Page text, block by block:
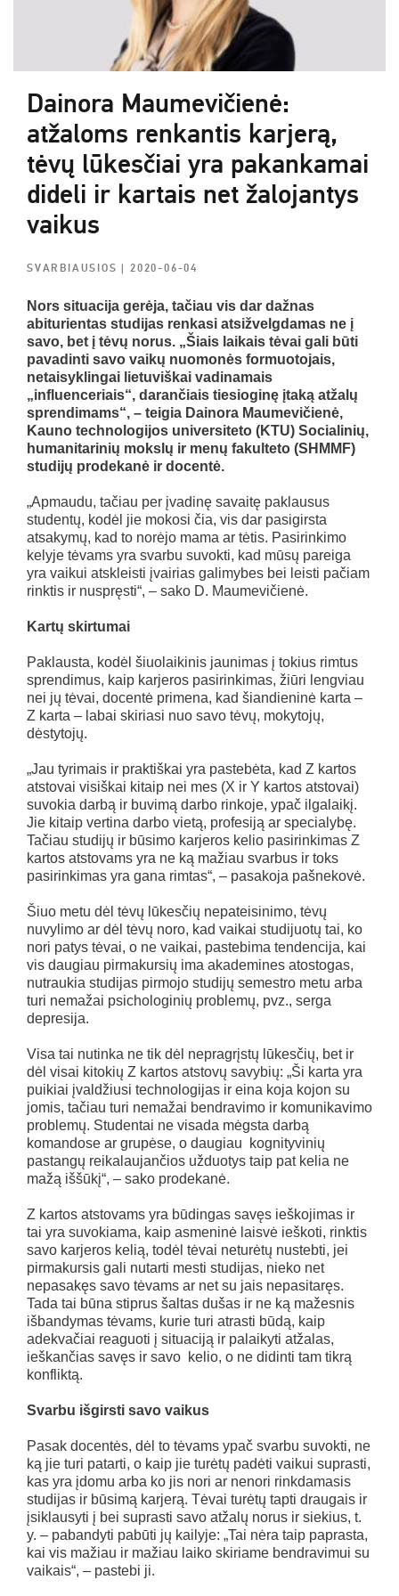
Dainora Maumevičienė:
atžaloms renkantis karjerą,
tėvų lūkesčiai yra pakankamai
dideli ir kartais net žalojantys
vaikus
SVARBIAUSIOS | 2020-06-04
Nors situacija gerėja, tačiau vis dar dažnas
abiturientas studijas renkasi atsižvelgdamas ne į
savo, bet į tėvų norus. „Šiais laikais tėvai gali būti
pavadinti savo vaikų nuomonės formuotojais,
netaisyklingai lietuviškai vadinamais
„influenceriais“, darančiais tiesioginę įtaką atžalų
sprendimams“, – teigia Dainora Maumevičienė,
Kauno technologijos universiteto (KTU) Socialinių,
humanitarinių mokslų ir menų fakulteto (SHMMF)
studijų prodekanė ir docentė.
„Apmaudu, tačiau per įvadinę savaitę paklausus
studentų, kodėl jie mokosi čia, vis dar pasigirsta
atsakymų, kad to norėjo mama ar tėtis. Pasirinkimo
kelyje tėvams yra svarbu suvokti, kad mūsų pareiga
yra vaikui atskleisti įvairias galimybes bei leisti pačiam
rinktis ir nuspręsti“, – sako D. Maumevičienė.
Kartų skirtumai
Paklausta, kodėl šiuolaikinis jaunimas į tokius rimtus
sprendimus, kaip karjeros pasirinkimas, žiūri lengviau
nei jų tėvai, docentė primena, kad šiandieninė karta –
Z karta – labai skiriasi nuo savo tėvų, mokytojų,
dėstytojų.
„Jau tyrimais ir praktiškai yra pastebėta, kad Z kartos
atstovai visiškai kitaip nei mes (X ir Y kartos atstovai)
suvokia darbą ir buvimą darbo rinkoje, ypač ilgalaikį.
Jie kitaip vertina darbo vietą, profesiją ar specialybę.
Tačiau studijų ir būsimo karjeros kelio pasirinkimas Z
kartos atstovams yra ne ką mažiau svarbus ir toks
pasirinkimas yra gana rimtas“, – pasakoja pašnekovė.
Šiuo metu dėl tėvų lūkesčių nepateisinimo, tėvų
nuvylimo ar dėl tėvų noro, kad vaikai studijuotų tai, ko
nori patys tėvai, o ne vaikai, pastebima tendencija, kai
vis daugiau pirmakursių ima akademines atostogas,
nutraukia studijas pirmojo studijų semestro metu arba
turi nemažai psichologinių problemų, pvz., serga
depresija.
Visa tai nutinka ne tik dėl nepragrįstų lūkesčių, bet ir
dėl visai kitokių Z kartos atstovų savybių: „Ši karta yra
puikiai įvaldžiusi technologijas ir eina koja kojon su
jomis, tačiau turi nemažai bendravimo ir komunikavimo
problemų. Studentai ne visada mėgsta darbą
komandose ar grupėse, o daugiau kognityvinių
pastangų reikalaujančios užduotys taip pat kelia ne
mažą iššūkį“, – sako prodekanė.
Z kartos atstovams yra būdingas savęs ieškojimas ir
tai yra suvokiama, kaip asmeninė laisvė ieškoti, rinktis
savo karjeros kelią, todėl tėvai neturėtų nustebti, jei
pirmakursis gali nutarti mesti studijas, nieko net
nepasakęs savo tėvams ar net su jais nepasitaręs.
Tada tai būna stiprus šaltas dušas ir ne ką mažesnis
išbandymas tėvams, kurie turi atrasti būdą, kaip
adekvačiai reaguoti į situaciją ir palaikyti atžalas,
ieškančias savęs ir savo kelio, o ne didinti tam tikrą
konfliktą.
Svarbu išgirsti savo vaikus
Pasak docentės, dėl to tėvams ypač svarbu suvokti, ne
ką jie turi patarti, o kaip jie turėtų padėti vaikui suprasti,
kas yra įdomu arba ko jis nori ar nenori rinkdamasis
studijas ir būsimą karjerą. Tėvai turėtų tapti draugais ir
įsiklausyti į bei suprasti savo atžalų norus ir siekius, t.
y. – pabandyti pabūti jų kailyje: „Tai nėra taip paprasta,
kai vis mažiau ir mažiau laiko skiriame bendravimui su
vaikais“, – pastebi ji.